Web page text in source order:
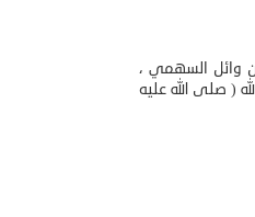
وائل السهمي ،
( صلى الله عليه